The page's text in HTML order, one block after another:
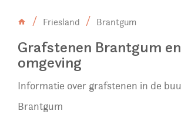
Friesland Brantgum
Grafstenen Brantgum en
omgeving
Informatie over grafstenen in de
Brantgum